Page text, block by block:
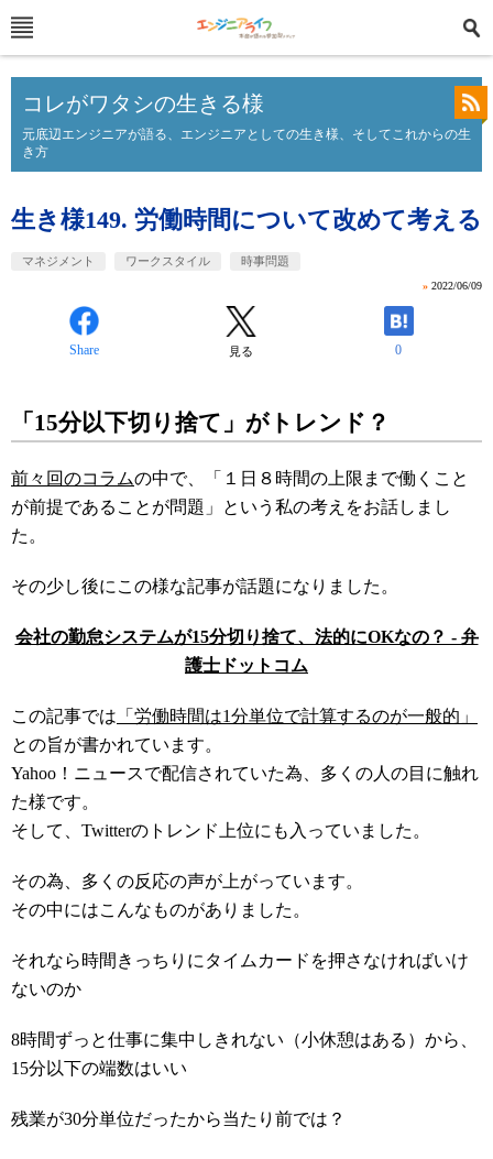
コレがワタシの生きる様
元底辺エンジニアが語る、エンジニアとしての生き様、そしてこれからの生
き方
生き様149. 労働時間について改めて考える
マネジメント ワークスタイル 時事問題
» 2022/06/09
Share 見る 0
「15分以下切り捨て」がトレンド？
前々回のコラムの中で、「１日８時間の上限まで働くこと
が前提であることが問題」という私の考えをお話しまし
た。
その少し後にこの様な記事が話題になりました。
会社の勤怠システムが15分切り捨て、法的にOKなの？ - 弁
護士ドットコム
この記事では 「労働時間は1分単位で計算するのが一般的」
との旨が書かれています。
Yahoo！ニュースで配信されていた為、多くの人の目に触れ
た様です。
そして、Twitterのトレンド上位にも入っていました。
その為、多くの反応の声が上がっています。
その中にはこんなものがありました。
それなら時間きっちりにタイムカードを押さなければいけ
ないのか
8時間ずっと仕事に集中しきれない（小休憩はある）から、
15分以下の端数はいい
残業が30分単位だったから当たり前では？